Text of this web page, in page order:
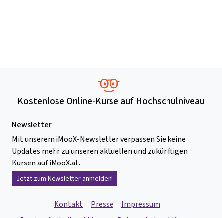
Kostenlose Online-Kurse auf Hochschulniveau
Newsletter
Mit unserem iMooX-Newsletter verpassen Sie keine
Updates mehr zu unseren aktuellen und zukünftigen
Kursen auf iMooX.at.
Jetzt zum Newsletter anmelden!
Kontakt Presse
Impressum